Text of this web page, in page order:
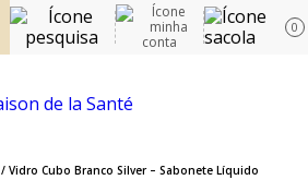
0
/ Vidro Cubo Branco Silver – Sabonete Líquido